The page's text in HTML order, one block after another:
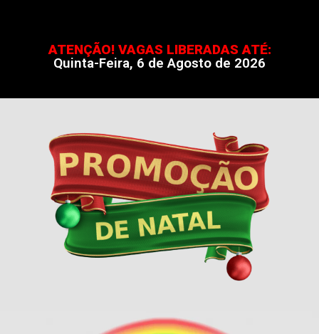
ATENÇÃO! VAGAS LIBERADAS ATÉ:
Quinta-Feira, 6 de Agosto de 2026